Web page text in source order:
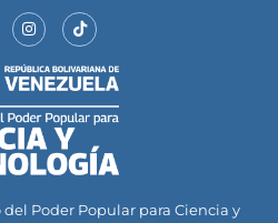
del Poder Popular para Ciencia y